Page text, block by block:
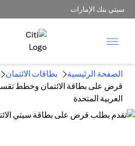
سيتي بنك الإمارات
الصفحة الرئيسية
بطاقات الائتمان
قرض على بطاقة الائتمان وخطط
العربية المتحدة